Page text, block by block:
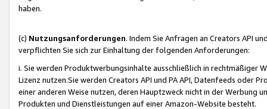
haben.
(c) Nutzungsanforderungen. Indem Sie Anfragen an Creators API
verpflichten Sie sich zur Einhaltung der folgenden Anforderungen:
i. Sie werden Produktwerbungsinhalte ausschließlich in rechtmäßiger
Lizenz nutzen.Sie werden Creators API und PA API, Datenfeeds oder
einer anderen Weise nutzen, deren Hauptzweck nicht in der Werbung
Produkten und Dienstleistungen auf einer Amazon-Website besteht.